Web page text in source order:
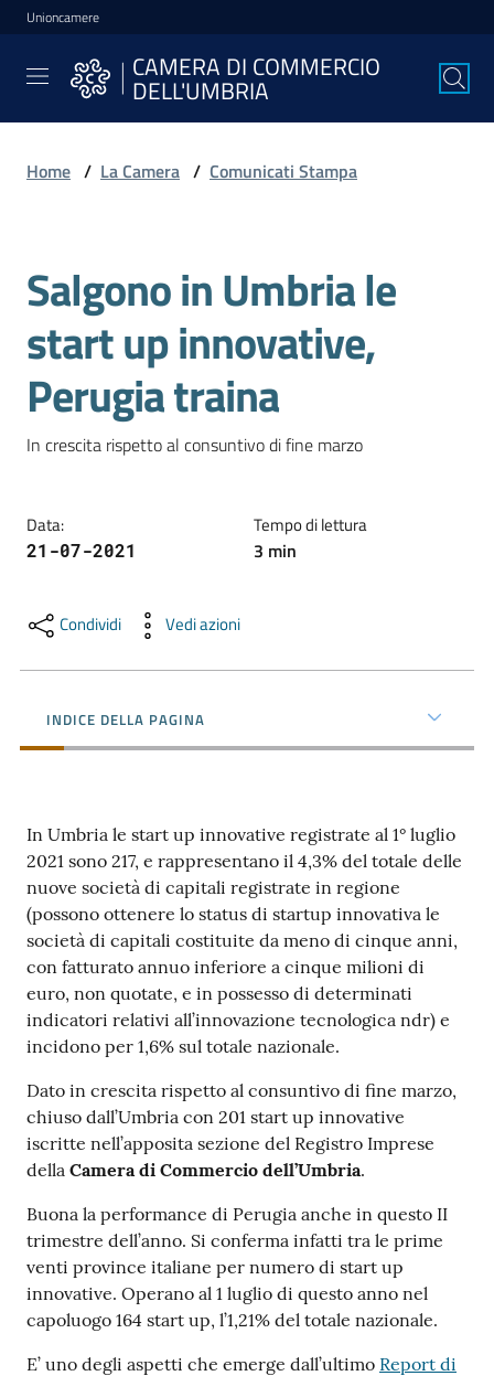
Vai al contenuto
Vai alla navigazione
Vai al footer
Unioncamere
CAMERA DI COMMERCIO
DELL'UMBRIA
CAMERA DI
COMMERCIO
DELL'UMBRIA
Avviare
l'Impresa
Gestire
Promuovere
e
territorio
Tutelare
il
Consumatore
L'Impresa
Digitale
Ac
ce
di
Re
gis
tra
ti
Home / La Camera / Comunicati Stampa
Salta al contenuto
Salgono in Umbria le
start up innovative,
Perugia traina
In crescita rispetto al consuntivo di fine marzo
Data:
21-07-2021
Tempo di lettura
3 min
Condividi Vedi azioni
INDICE DELLA PAGINA
In Umbria le start up innovative registrate al 1° luglio
2021 sono 217, e rappresentano il 4,3% del totale delle
nuove società di capitali registrate in regione
(possono ottenere lo status di startup innovativa le
società di capitali costituite da meno di cinque anni,
con fatturato annuo inferiore a cinque milioni di
euro, non quotate, e in possesso di determinati
indicatori relativi all’innovazione tecnologica ndr) e
incidono per 1,6% sul totale nazionale.
Dato in crescita rispetto al consuntivo di fine marzo,
chiuso dall’Umbria con 201 start up innovative
iscritte nell’apposita sezione del Registro Imprese
della Camera di Commercio dell’Umbria.
Buona la performance di Perugia anche in questo II
trimestre dell’anno. Si conferma infatti tra le prime
venti province italiane per numero di start up
innovative. Operano al 1 luglio di questo anno nel
capoluogo 164 start up, l’1,21% del totale nazionale.
E’ uno degli aspetti che emerge dall’ultimo Report di